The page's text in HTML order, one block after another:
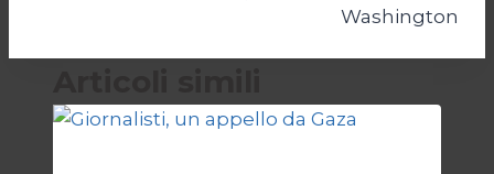
Washington